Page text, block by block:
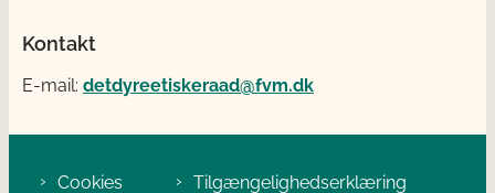
Kontakt
E-mail: detdyreetiskeraad@fvm.dk
Cookies Tilgængelighedserklæring